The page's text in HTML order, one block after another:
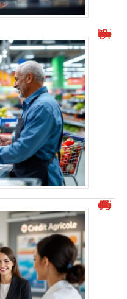
Combien de temps pour encaisser un chèque en grande surface ?
Puis-je déposer un chèque dans une autre agence Crédit Agricole ?